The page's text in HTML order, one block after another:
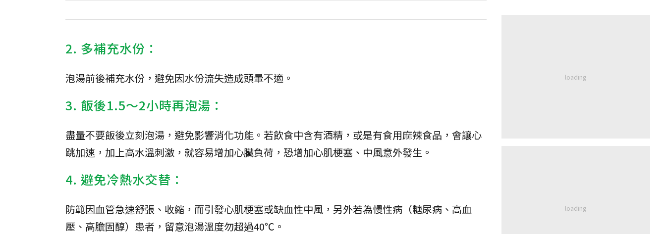
2. 多補充水份：
泡湯前後補充水份，避免因水份流失造成頭暈不適。
3. 飯後1.5～2小時再泡湯：
盡量不要飯後立刻泡湯，避免影響消化功能。若飲食中含有酒精，或是有食用麻辣食品，會讓心
跳加速，加上高水溫刺激，就容易增加心臟負荷，恐增加心肌梗塞、中風意外發生。
4. 避免冷熱水交替：
防範因血管急速舒張、收縮，而引發心肌梗塞或缺血性中風，另外若為慢性病（糖尿病、高血
壓、高膽固醇）患者，留意泡湯溫度勿超過40℃。